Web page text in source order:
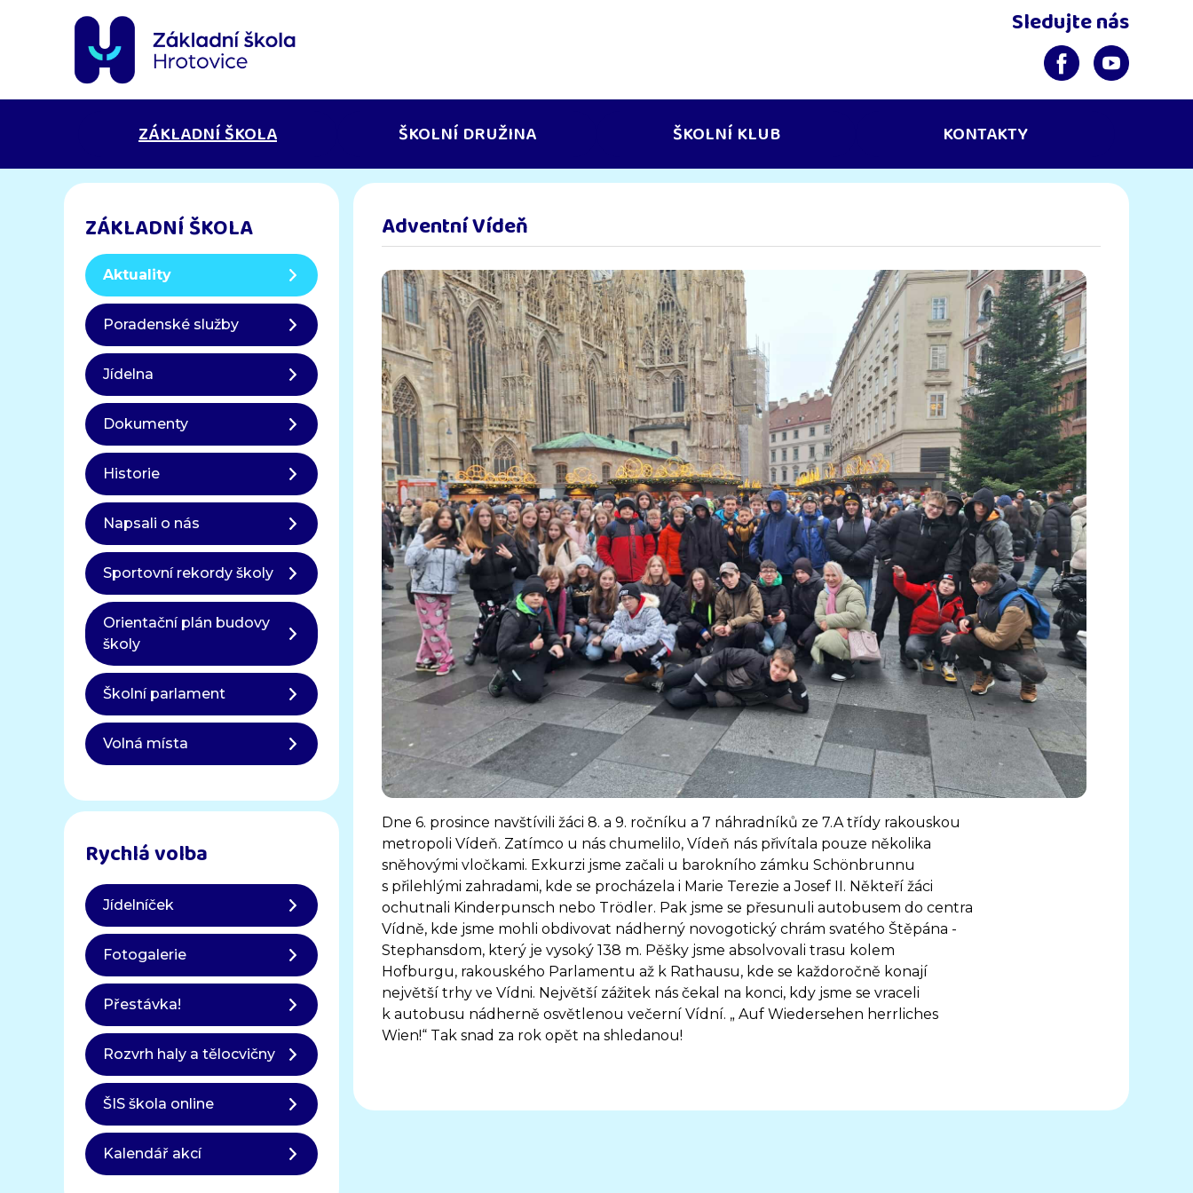
Sledujte nás
ZÁKLADNÍ ŠKOLA ŠKOLNÍ DRUŽINA ŠKOLNÍ KLUB KONTAKTY
Adventní Vídeň
Dne 6. prosince navštívili žáci 8. a 9. ročníku a 7 náhradníků ze 7.A třídy rakouskou
metropoli Vídeň. Zatímco u nás chumelilo, Vídeň nás přivítala pouze několika
sněhovými vločkami. Exkurzi jsme začali u barokního zámku Schönbrunnu
s přilehlými zahradami, kde se procházela i Marie Terezie a Josef II. Někteří žáci
ochutnali Kinderpunsch nebo Trödler. Pak jsme se přesunuli autobusem do centra
Vídně, kde jsme mohli obdivovat nádherný novogotický chrám svatého Štěpána -
Stephansdom, který je vysoký 138 m. Pěšky jsme absolvovali trasu kolem
Hofburgu, rakouského Parlamentu až k Rathausu, kde se každoročně konají
největší trhy ve Vídni. Největší zážitek nás čekal na konci, kdy jsme se vraceli
k autobusu nádherně osvětlenou večerní Vídní. „ Auf Wiedersehen herrliches
Wien!“ Tak snad za rok opět na shledanou!
ZÁKLADNÍ ŠKOLA
Aktuality
Poradenské služby
Jídelna
Dokumenty
Historie
Napsali o nás
Sportovní rekordy školy
Orientační plán budovy
školy
Školní parlament
Volná místa
Rychlá volba
Jídelníček
Fotogalerie
Přestávka!
Rozvrh haly a tělocvičny
ŠIS škola online
Kalendář akcí